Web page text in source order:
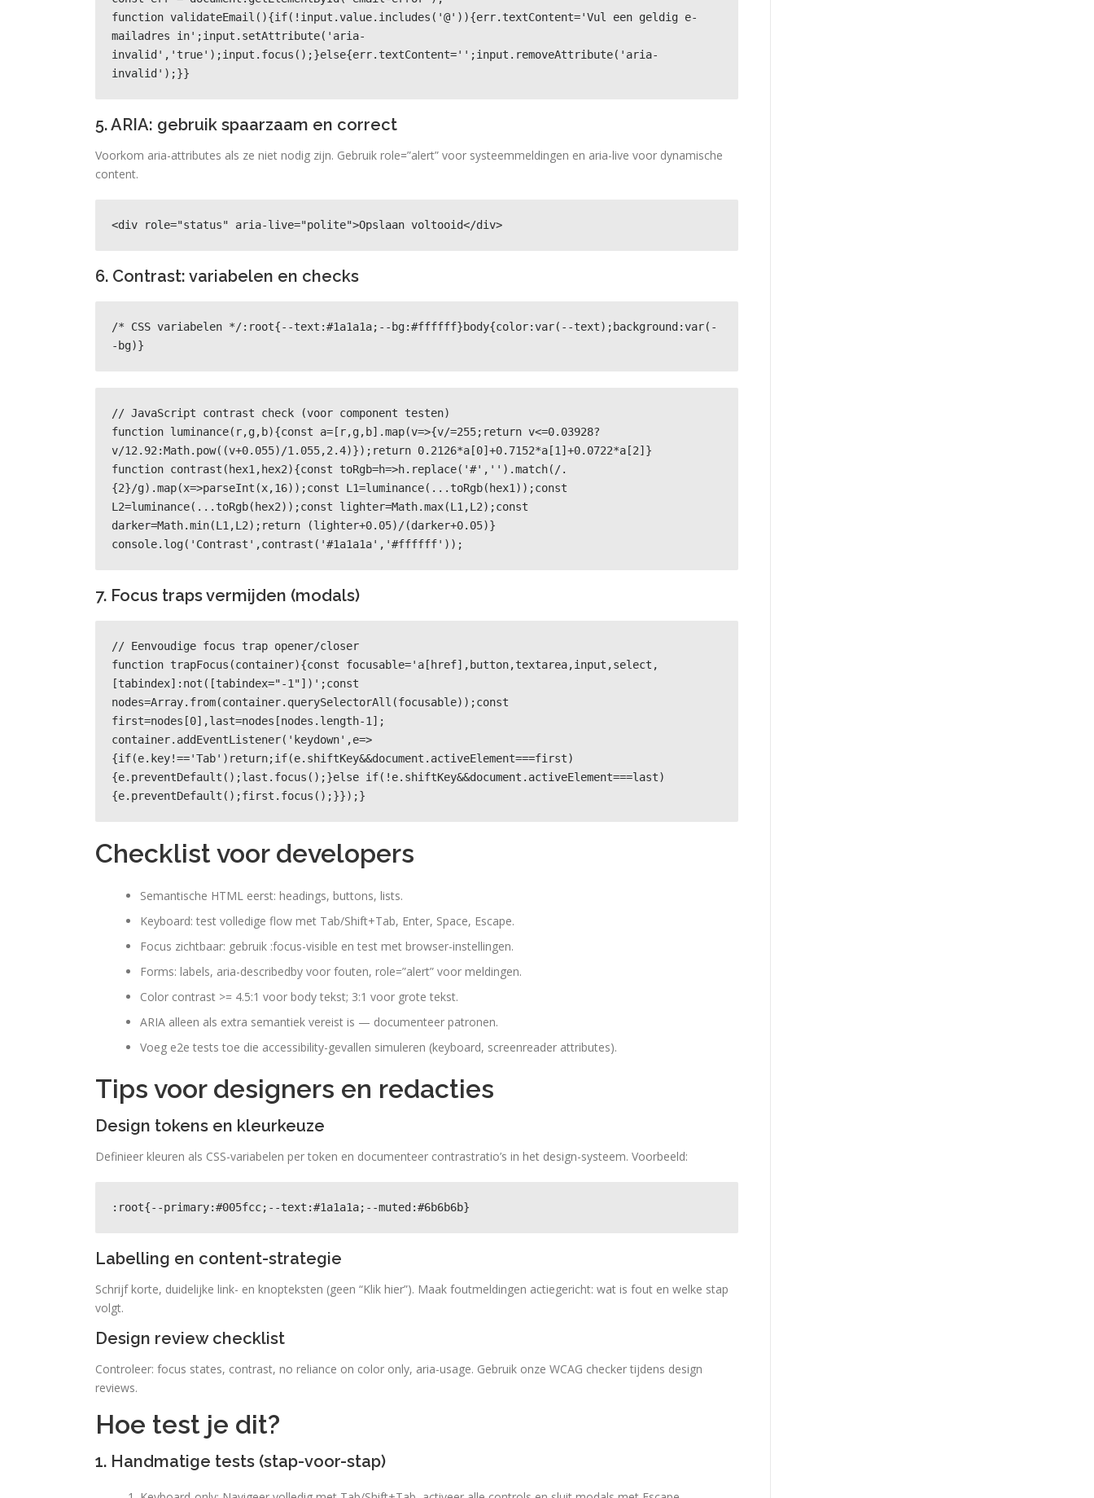
function validateEmail(){if(!input.value.includes('@')){err.textContent='Vul een geldig e-
mailadres in';input.setAttribute('aria-
invalid','true');input.focus();}else{err.textContent='';input.removeAttribute('aria-
invalid');}}
5. ARIA: gebruik spaarzaam en correct
Voorkom aria-attributes als ze niet nodig zijn. Gebruik role=”alert” voor systeemmeldingen en aria-live voor dynamische
content.
<div role="status" aria-live="polite">Opslaan voltooid</div>
6. Contrast: variabelen en checks
/* CSS variabelen */:root{--text:#1a1a1a;--bg:#ffffff}body{color:var(--text);background:var(-
-bg)}
// JavaScript contrast check (voor component testen)
function luminance(r,g,b){const a=[r,g,b].map(v=>{v/=255;return v<=0.03928?
v/12.92:Math.pow((v+0.055)/1.055,2.4)});return 0.2126*a[0]+0.7152*a[1]+0.0722*a[2]}
function contrast(hex1,hex2){const toRgb=h=>h.replace('#','').match(/.
{2}/g).map(x=>parseInt(x,16));const L1=luminance(...toRgb(hex1));const
L2=luminance(...toRgb(hex2));const lighter=Math.max(L1,L2);const
darker=Math.min(L1,L2);return (lighter+0.05)/(darker+0.05)}
console.log('Contrast',contrast('#1a1a1a','#ffffff'));
7. Focus traps vermijden (modals)
// Eenvoudige focus trap opener/closer
function trapFocus(container){const focusable='a[href],button,textarea,input,select,
[tabindex]:not([tabindex="-1"])';const
nodes=Array.from(container.querySelectorAll(focusable));const
first=nodes[0],last=nodes[nodes.length-1];
container.addEventListener('keydown',e=>
{if(e.key!=='Tab')return;if(e.shiftKey&&document.activeElement===first)
{e.preventDefault();last.focus();}else if(!e.shiftKey&&document.activeElement===last)
{e.preventDefault();first.focus();}});}
Checklist voor developers
Semantische HTML eerst: headings, buttons, lists.
Keyboard: test volledige flow met Tab/Shift+Tab, Enter, Space, Escape.
Focus zichtbaar: gebruik :focus-visible en test met browser-instellingen.
Forms: labels, aria-describedby voor fouten, role=”alert” voor meldingen.
Color contrast >= 4.5:1 voor body tekst; 3:1 voor grote tekst.
ARIA alleen als extra semantiek vereist is — documenteer patronen.
Voeg e2e tests toe die accessibility-gevallen simuleren (keyboard, screenreader attributes).
Tips voor designers en redacties
Design tokens en kleurkeuze
Definieer kleuren als CSS-variabelen per token en documenteer contrastratio’s in het design-systeem. Voorbeeld:
:root{--primary:#005fcc;--text:#1a1a1a;--muted:#6b6b6b}
Labelling en content-strategie
Schrijf korte, duidelijke link- en knopteksten (geen “Klik hier”). Maak foutmeldingen actiegericht: wat is fout en welke stap
volgt.
Design review checklist
Controleer: focus states, contrast, no reliance on color only, aria-usage. Gebruik onze WCAG checker tijdens design
reviews.
Hoe test je dit?
1. Handmatige tests (stap-voor-stap)